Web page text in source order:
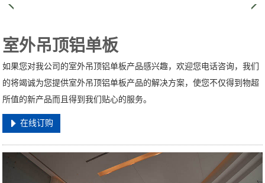
室外吊顶铝单板
如果您对我公司的室外吊顶铝单板产品感兴趣，欢迎您电话咨询，我们
的将竭诚为您提供室外吊顶铝单板产品的解决方案，使您不仅得到物超
所值的新产品而且得到我们贴心的服务。
在线订购